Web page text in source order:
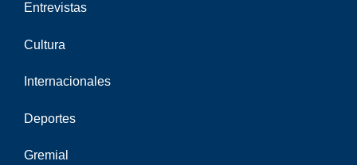
Entrevistas
Cultura
Internacionales
Deportes
Gremial